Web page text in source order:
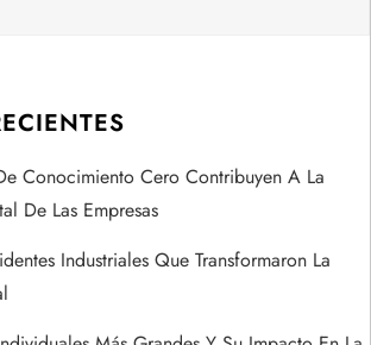
Conocimiento Cero Contribuyen A La
De Las Empresas
Industriales Que Transformaron La